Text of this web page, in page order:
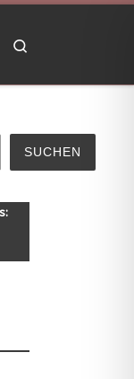
SUCHEN